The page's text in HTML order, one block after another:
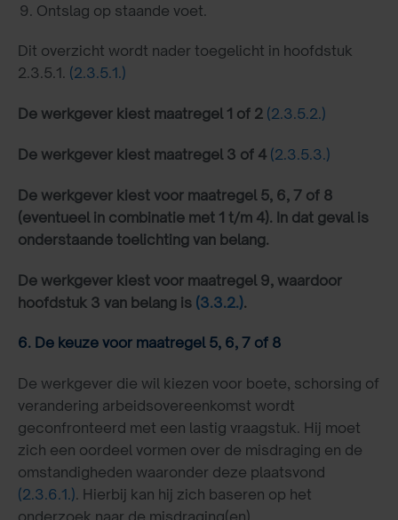
Ontslag op staande voet.
Dit overzicht wordt nader toegelicht in hoofdstuk
2.3.5.1. (2.3.5.1.)
De werkgever kiest maatregel 1 of 2 (2.3.5.2.)
De werkgever kiest maatregel 3 of 4 (2.3.5.3.)
De werkgever kiest voor maatregel 5, 6, 7 of 8
(eventueel in combinatie met 1 t/m 4). In dat geval is
onderstaande toelichting van belang.
De werkgever kiest voor maatregel 9, waardoor
hoofdstuk 3 van belang is (3.3.2.).
6. De keuze voor maatregel 5, 6, 7 of 8
De werkgever die wil kiezen voor boete, schorsing of
verandering arbeidsovereenkomst wordt
geconfronteerd met een lastig vraagstuk. Hij moet
zich een oordeel vormen over de misdraging en de
omstandigheden waaronder deze plaatsvond
(2.3.6.1.). Hierbij kan hij zich baseren op het